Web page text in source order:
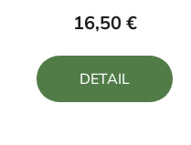
produktu
4,0
z
16,50 €
DETAIL